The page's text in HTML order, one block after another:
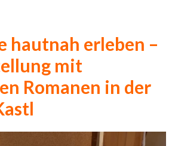
hautnah erleben –
mit
Romanen in der